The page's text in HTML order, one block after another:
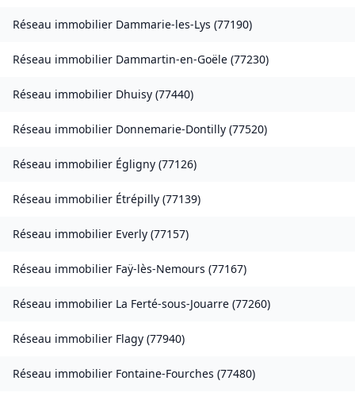
Réseau immobilier Dammarie-les-Lys (77190)
Réseau immobilier Dammartin-en-Goële (77230)
Réseau immobilier Dhuisy (77440)
Réseau immobilier Donnemarie-Dontilly (77520)
Réseau immobilier Égligny (77126)
Réseau immobilier Étrépilly (77139)
Réseau immobilier Everly (77157)
Réseau immobilier Faÿ-lès-Nemours (77167)
Réseau immobilier La Ferté-sous-Jouarre (77260)
Réseau immobilier Flagy (77940)
Réseau immobilier Fontaine-Fourches (77480)